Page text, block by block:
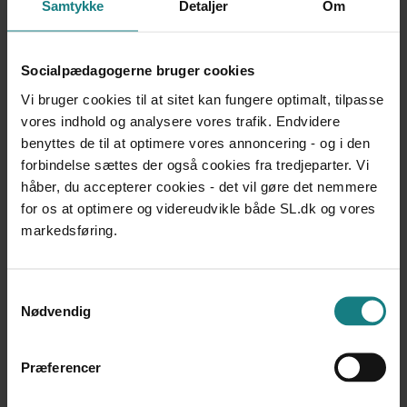
Samtykke Detaljer Om
Socialpædagogerne bruger cookies
Vi bruger cookies til at sitet kan fungere optimalt, tilpasse
vores indhold og analysere vores trafik. Endvidere
benyttes de til at optimere vores annoncering - og i den
forbindelse sættes der også cookies fra tredjeparter. Vi
håber, du accepterer cookies - det vil gøre det nemmere
for os at optimere og videreudvikle både SL.dk og vores
markedsføring.
Nødvendig
Præferencer
Støtten skal være tilgængelig, når den unge har
Støtten i overgangen til voksenlivet skal tidligt
tænkes og italesættes som en integreret del af
barnets/den unges liv.
Støtten skal tildeles og tilrettelægges ud fra den
unges behov og ønsker, altså uden automatisk
slutdato og ikke efter bestemte tids- eller
aldersintervaller.
Den unge skal kunne regne med, at støtten ikke
pludselig skifter karakter eller pludselig afsluttes.
Metode
interviews med 30 unge i udsatte livssituationer, der som